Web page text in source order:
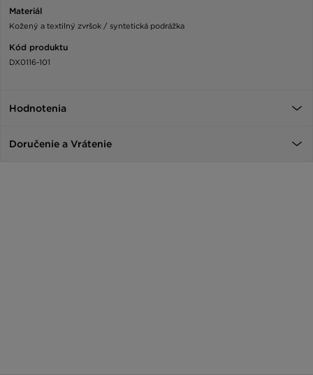
Materiál
Kožený a textilný zvršok / syntetická podrážka
Kód produktu
DX0116-101
Hodnotenia
Doručenie a Vrátenie